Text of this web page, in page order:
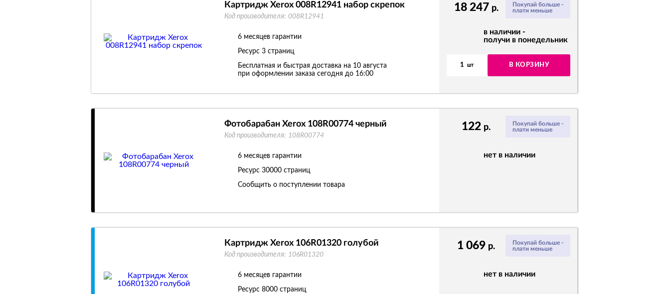
Покупай больше -
плати меньше
18 247 р.
в наличии -
получи в понедельник
1 шт В КОРЗИНУ
Картридж Xerox 008R12941 набор скрепок
Код производителя: 008R12941
6 месяцев гарантии
Ресурс 3 страниц
Бесплатная и быстрая доставка на 10 августа
при оформлении заказа сегодня до 16:00
Покупай больше -
плати меньше
122 р.
нет в наличии
Фотобарабан Xerox 108R00774 черный
Код производителя: 108R00774
6 месяцев гарантии
Ресурс 30000 страниц
Сообщить о поступлении товара
Покупай больше -
плати меньше
1 069 р.
нет в наличии
Картридж Xerox 106R01320 голубой
Код производителя: 106R01320
6 месяцев гарантии
Ресурс 8000 страниц